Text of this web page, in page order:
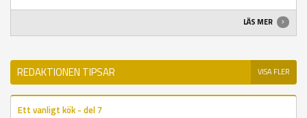
LÄS MER
REDAKTIONEN TIPSAR VISA FLER
Ett vanligt kök - del 7